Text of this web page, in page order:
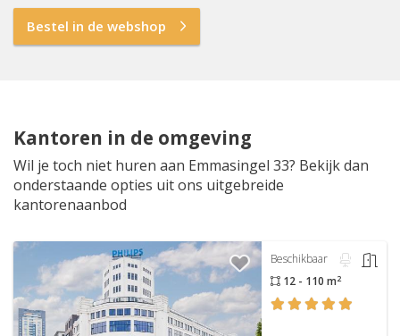
Bestel in de webshop
Kantoren in de omgeving
Wil je toch niet huren aan Emmasingel 33? Bekijk dan
onderstaande opties uit ons uitgebreide
kantorenaanbod
Beschikbaar
12 - 110 m2